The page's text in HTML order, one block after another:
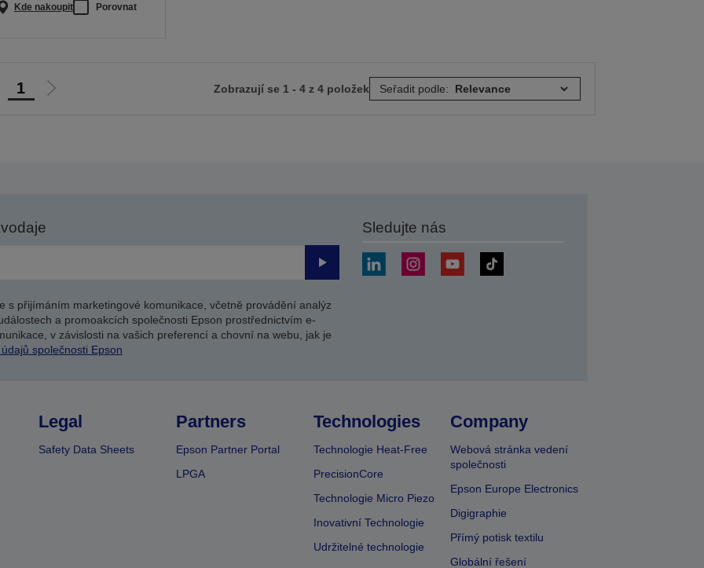
Kde nakoupit Porovnat
1
Jít
Zobrazují se 1 - 4 z 4 položek Seřadit podle:
Odeslat
s přijímáním marketingové komunikace, včetně provádění analýz
a promoakcích společnosti Epson prostřednictvím e-
v závislosti na vašich preferencí a chovní na webu, jak je
společnosti Epson
Sledujte nás
Legal
Safety Data Sheets
Partners
Epson Partner Portal
LPGA
Technologies
Technologie Heat-Free
PrecisionCore
Technologie Micro Piezo
Inovativní Technologie
Udržitelné technologie
Company
Webová stránka vedení
společnosti
Epson Europe Electronics
Digigraphie
Přímý potisk textilu
Globální řešení